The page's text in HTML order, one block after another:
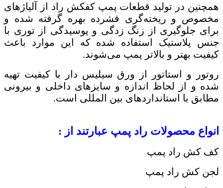
همچنین در تولید قطعات پمپ کفکش راد از آلیاژهای
مخصوص و ریخته‌گری فشرده بهره گرفته شده و
برای جلوگیری از زنگ‌ زدگی و پوسیدگی از توری با
جنس پلاستیک استفاده شده که این موارد باعث
کیفیت بهتر و بالاتر پمپ می‌شوند.
روتور و استاتور از ورق سیلیس ‌دار با کیفیت تهیه
شده و از لحاظ اندازه و سایزهای داخلی و بیرونی
مطابق با استانداردهای بین المللی است.
انواع محصولات راد پمپ عبارتند از :
کف کش راد پمپ
لجن کش راد پمپ